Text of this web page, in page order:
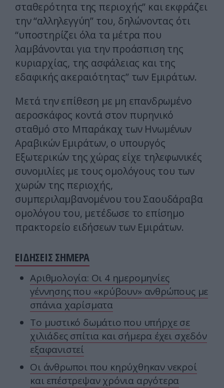
σταθερότητα της περιοχής” και εκφράζει
την “αλληλεγγύη” του, δηλώνοντας ότι
“υποστηρίζει όλα τα μέτρα που
λαμβάνονται για την προάσπιση της
κυριαρχίας, της ασφάλειας και της
εδαφικής ακεραιότητας” των Εμιράτων.
Μετά την επίθεση με μη επανδρωμένο
αεροσκάφος κοντά στον πυρηνικό
σταθμό στο Μπαράκαχ των Ηνωμένων
Αραβικών Εμιράτων, ο υπουργός
Εξωτερικών της χώρας είχε τηλεφωνικές
συνομιλίες με τους ομολόγους του των
χωρών της περιοχής,
συμπεριλαμβανομένου του Σαουδάραβα
ομολόγου του, μετέδωσε το επίσημο
πρακτορείο ειδήσεων των Εμιράτων.
ΕΙΔΗΣΕΙΣ ΣΗΜΕΡΑ
Αριθμολογία: Οι 4 ημερομηνίες
γέννησης που «κρύβουν» ανθρώπους με
σπάνια χαρίσματα
Το μυστικό δωμάτιο που υπήρχε σε
χιλιάδες σπίτια και σήμερα έχει σχεδόν
εξαφανιστεί
Οι άνθρωποι που κηρύχθηκαν νεκροί
και επέστρεψαν χρόνια αργότερα